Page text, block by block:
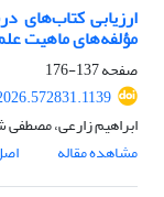
ارزیابی کتاب‌های
مؤلفه‌های ماهیت
صفحه137-176
ابراهیم زارعی،
مشاهده مقاله